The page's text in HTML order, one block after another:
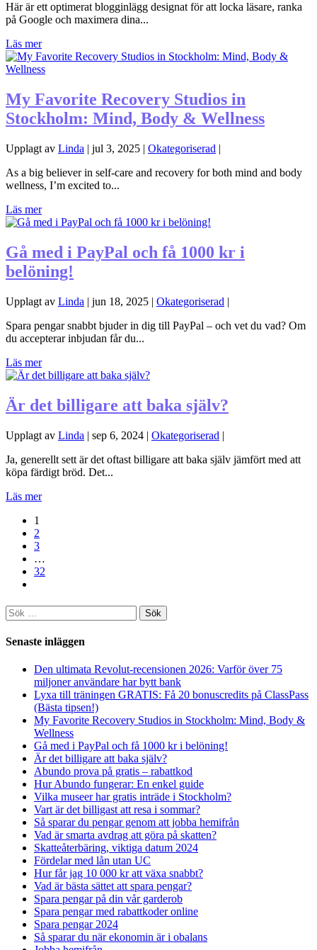
Här är ett optimerat blogginlägg designat för att locka läsare, ranka
på Google och maximera dina...
Läs mer
My Favorite Recovery Studios in
Stockholm: Mind, Body & Wellness
Upplagt av Linda | jul 3, 2025 | Okategoriserad |
As a big believer in self-care and recovery for both mind and body
wellness, I’m excited to...
Läs mer
Gå med i PayPal och få 1000 kr i
belöning!
Upplagt av Linda | jun 18, 2025 | Okategoriserad |
Spara pengar snabbt bjuder in dig till PayPal – och vet du vad? Om
du accepterar inbjudan får du...
Läs mer
Är det billigare att baka själv?
Upplagt av Linda | sep 6, 2024 | Okategoriserad |
Ja, generellt sett är det oftast billigare att baka själv jämfört med att
köpa färdigt bröd. Det...
Läs mer
1
2
3
…
32
Sök
efter:
Senaste inläggen
Den ultimata Revolut-recensionen 2026: Varför över 75
miljoner användare har bytt bank
Lyxa till träningen GRATIS: Få 20 bonuscredits på ClassPass
(Bästa tipsen!)
My Favorite Recovery Studios in Stockholm: Mind, Body &
Wellness
Gå med i PayPal och få 1000 kr i belöning!
Är det billigare att baka själv?
Abundo prova på gratis – rabattkod
Hur Abundo fungerar: En enkel guide
Vilka museer har gratis inträde i Stockholm?
Vart är det billigast att resa i sommar?
Så sparar du pengar genom att jobba hemifrån
Vad är smarta avdrag att göra på skatten?
Skatteåterbäring, viktiga datum 2024
Fördelar med lån utan UC
Hur får jag 10 000 kr att växa snabbt?
Vad är bästa sättet att spara pengar?
Spara pengar på din vår garderob
Spara pengar med rabattkoder online
Spara pengar 2024
Så sparar du när ekonomin är i obalans